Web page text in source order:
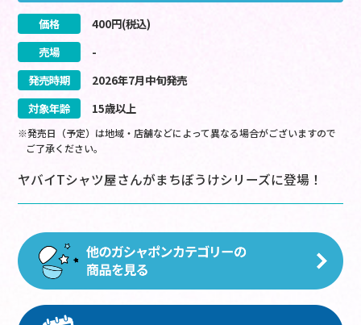
価格 400円(税込)
売場
-
発売時期
2026年7月中旬発売
対象年齢
15歳以上
※発売日（予定）は地域・店舗などによって異なる場合がございますので
ご了承ください。
ヤバイTシャツ屋さんがまちぼうけシリーズに登場！